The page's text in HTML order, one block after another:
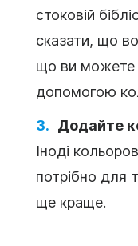
стоковій
сказати, що
що ви можете
допомогою
Додайте
Іноді
потрібно для
ще краще.